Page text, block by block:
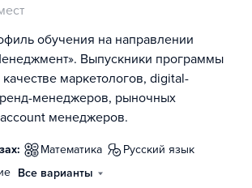
обучения на направлении
Выпускники программы
качестве маркетологов, digital-
менеджеров, рыночных
менеджеров.
математика
русский язык
Все варианты